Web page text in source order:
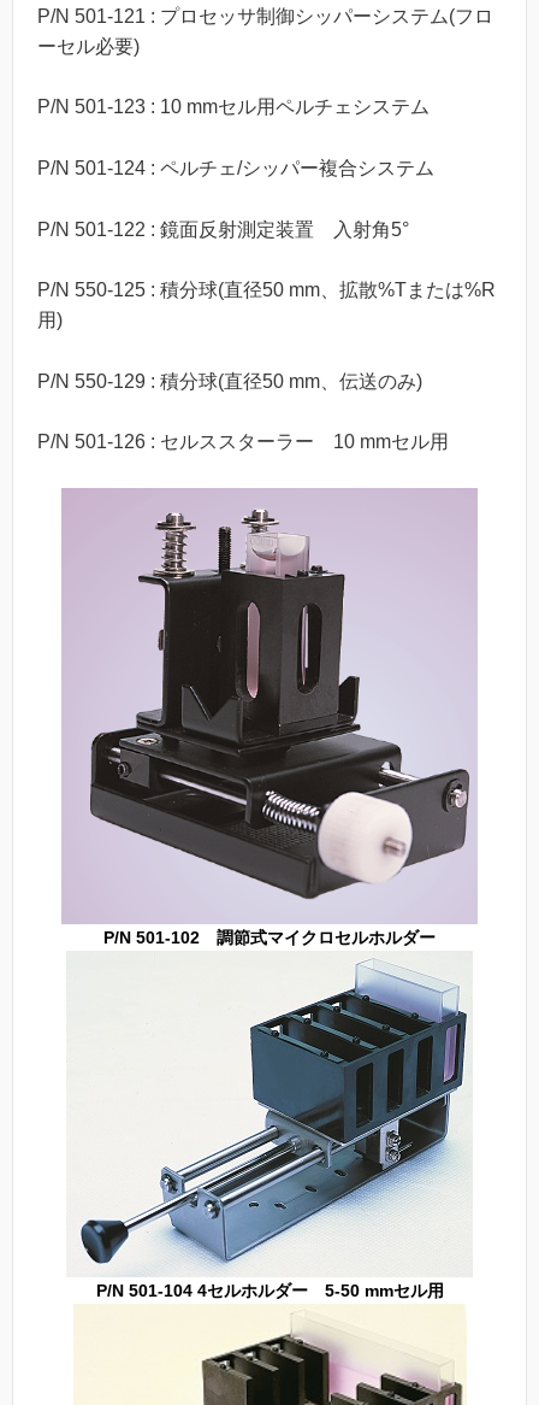
P/N 501-121 : プロセッサ制御シッパーシステム(フロ
ーセル必要)
P/N 501-123 : 10 mmセル用ペルチェシステム
P/N 501-124 : ペルチェ/シッパー複合システム
P/N 501-122 : 鏡面反射測定装置 入射角5°
P/N 550-125 : 積分球(直径50 mm、拡散%Tまたは%R
用)
P/N 550-129 : 積分球(直径50 mm、伝送のみ)
P/N 501-126 : セルススターラー 10 mmセル用
P/N 501-102 調節式マイクロセルホルダー
P/N 501-104 4セルホルダー 5-50 mmセル用